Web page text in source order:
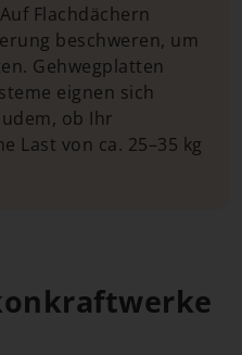
Auf Flachdächern
beschweren, um
Gehwegplatten
eignen sich
ob Ihr
Last von ca. 25–35 kg